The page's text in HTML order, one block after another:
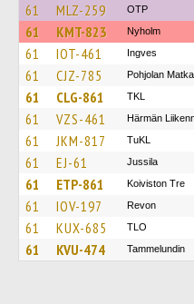
61 MLZ-259 OTP
61 KMT-823 Nyholm
61 IOT-461 Ingves
61 CJZ-785 Pohjolan Matka
61 CLG-861 TKL
61 VZS-461 Härmän
61 JKM-817 TuKL
61 EJ-61 Jussila
61 ETP-861 Koiviston Tre
61 IOV-197 Revon
61 KUX-685 TLO
61 KVU-474 Tammelundin